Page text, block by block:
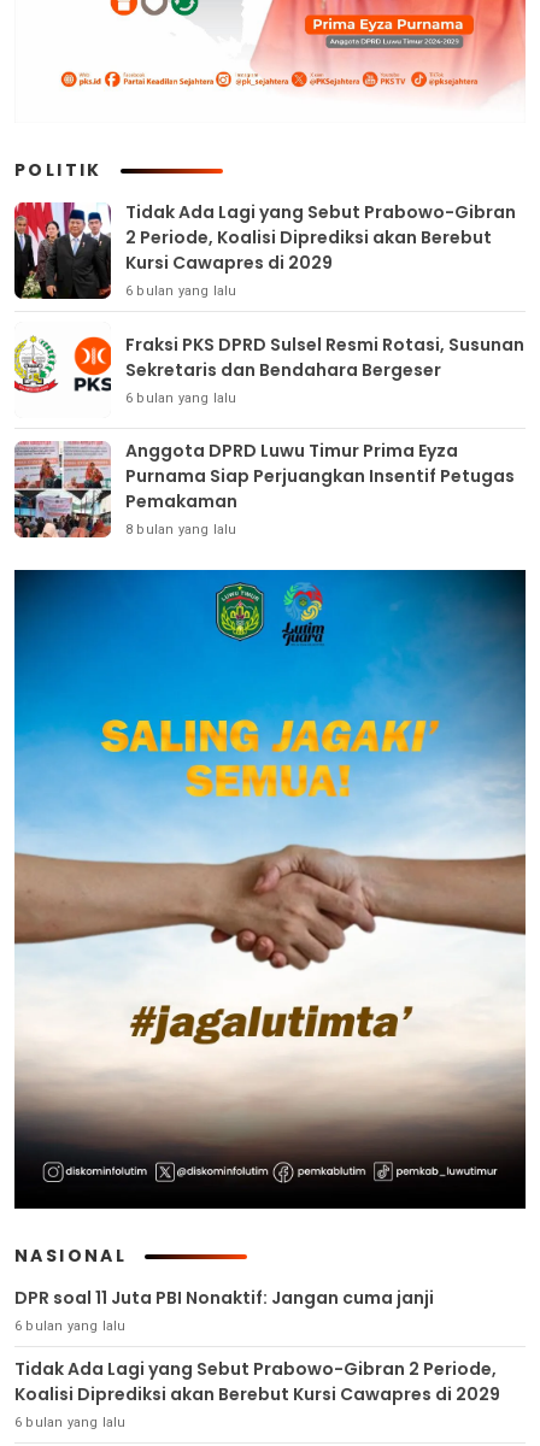
POLITIK
Tidak Ada Lagi yang Sebut Prabowo-Gibran
2 Periode, Koalisi Diprediksi akan Berebut
Kursi Cawapres di 2029
6 bulan yang lalu
Fraksi PKS DPRD Sulsel Resmi Rotasi, Susunan
Sekretaris dan Bendahara Bergeser
6 bulan yang lalu
Anggota DPRD Luwu Timur Prima Eyza
Purnama Siap Perjuangkan Insentif Petugas
Pemakaman
8 bulan yang lalu
NASIONAL
DPR soal 11 Juta PBI Nonaktif: Jangan cuma janji
6 bulan yang lalu
Tidak Ada Lagi yang Sebut Prabowo-Gibran 2 Periode,
Koalisi Diprediksi akan Berebut Kursi Cawapres di 2029
6 bulan yang lalu